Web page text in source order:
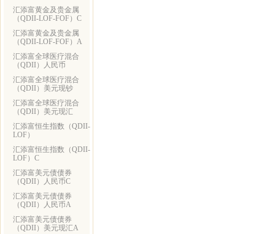
汇添富黄金及贵金属
（QDII-LOF-FOF）C
汇添富黄金及贵金属
（QDII-LOF-FOF）A
汇添富全球医疗混合
（QDII）人民币
汇添富全球医疗混合
（QDII）美元现钞
汇添富全球医疗混合
（QDII）美元现汇
汇添富恒生指数（QDII-
LOF）
汇添富恒生指数（QDII-
LOF）C
汇添富美元债债券
（QDII）人民币C
汇添富美元债债券
（QDII）人民币A
汇添富美元债债券
（QDII）美元现汇A